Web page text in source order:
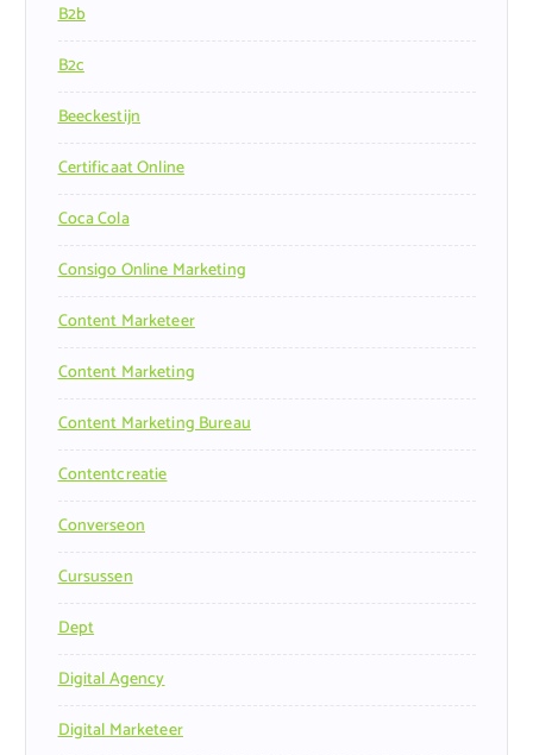
B2b
B2c
Beeckestijn
Certificaat Online
Coca Cola
Consigo Online Marketing
Content Marketeer
Content Marketing
Content Marketing Bureau
Contentcreatie
Converseon
Cursussen
Dept
Digital Agency
Digital Marketeer